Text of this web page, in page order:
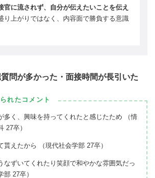
官に流されず、自分が伝えたいことを伝え
り上がりではなく、内容面で勝負する意識
問が多かった・面接時間が長引いた
れたコメント
多く、興味を持ってくれたと感じたため （情
27卒）
貰えたから （現代社会学部 27卒）
なずいてくれたり笑顔で和やかな雰囲気だっ
部 27卒）